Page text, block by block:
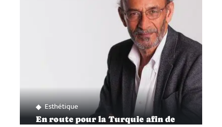
Esthétique
En route pour la Turquie afin de